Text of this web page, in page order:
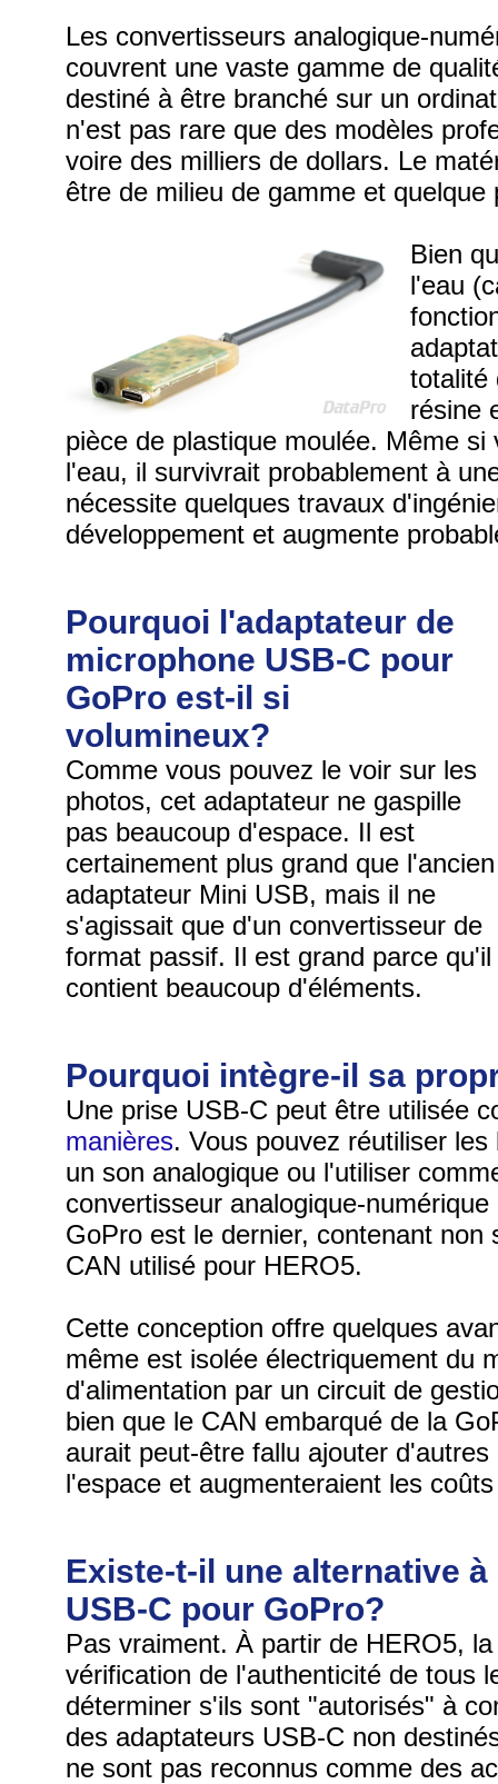
Les convertisseurs analogique-
couvrent une vaste gamme de
destiné à être branché sur un
n'est pas rare que des modèles
voire des milliers de dollars. Le
être de milieu de gamme et quelque
Bien
l'eau
totalité
résine
pièce de plastique moulée. Même
l'eau, il survivrait probablement à
nécessite quelques travaux
développement et augmente
Pourquoi l'adaptateur de
microphone USB-C pour
GoPro est-il si
volumineux?
Comme vous pouvez le voir sur les
photos, cet adaptateur ne gaspille
pas beaucoup d'espace. Il est
certainement plus grand que l'ancien
adaptateur Mini USB, mais il ne
s'agissait que d'un convertisseur de
format passif. Il est grand parce qu'il
contient beaucoup d'éléments.
Pourquoi intègre-il sa
Une prise USB-C peut être utilisée
manières. Vous pouvez réutiliser
un son analogique ou l'utiliser
convertisseur analogique-
GoPro est le dernier, contenant
CAN utilisé pour HERO5.
Cette conception offre quelques
même est isolée électriquement du
d'alimentation par un circuit de
bien que le CAN embarqué de la
aurait peut-être fallu ajouter
l'espace et augmenteraient les
Existe-t-il une alternative
USB-C pour GoPro?
Pas vraiment. À partir de HERO5,
vérification de l'authenticité de tous
déterminer s'ils sont "autorisés" à
des adaptateurs USB-C non
ne sont pas reconnus comme des